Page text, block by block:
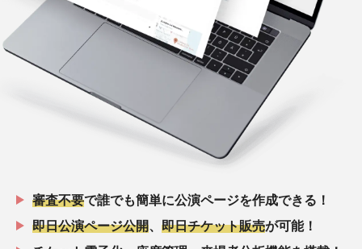
審査不要で誰でも簡単に公演ページを作成できる！
即日公演ページ公開
即日チケット販売が可能！